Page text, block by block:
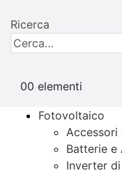
Ricerca
00 elementi
Fotovoltaico
Accessori
Batterie e
Inverter